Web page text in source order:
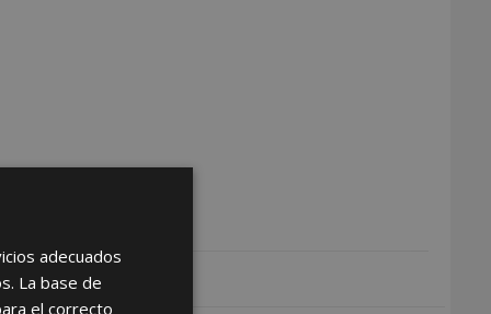
adecuados
La base de
el correcto